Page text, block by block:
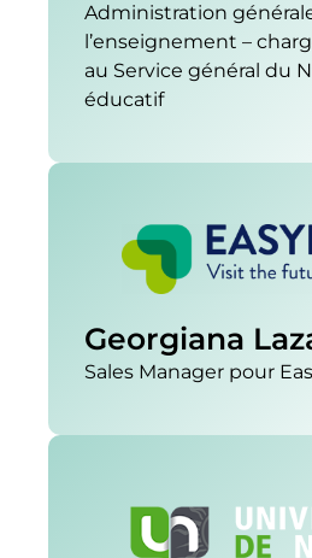
Administration
l’enseignement –
au Service général du
éducatif
Georgiana
Sales Manager pour